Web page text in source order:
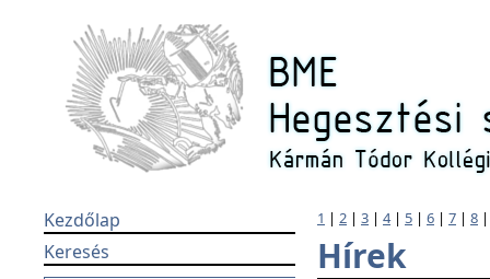
Kezdőlap
Keresés
1 | 2 | 3 | 4| 5 | 6 | 7 | 8
Hírek